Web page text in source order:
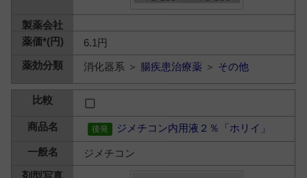
6.1円
消化器系 ＞ 腸疾患治療薬 ＞ その他
ジメチコン内用液２％「ホリイ」
ジメチコン